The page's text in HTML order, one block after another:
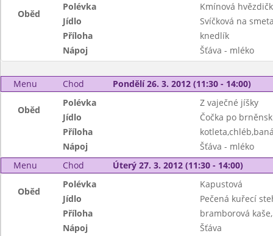
Oběd
Polévka
Kmínová
Jídlo
Svíčková na
Příloha
knedlík
Nápoj
Šťáva - mléko
Menu Chod Pondělí 26. 3. 2012 (11:30 - 14:00)
Oběd
Polévka
Z vaječné jíšky
Jídlo
Čočka po
Příloha
Nápoj
Šťáva - mléko
Menu
Chod Úterý 27. 3. 2012 (11:30 - 14:00)
Oběd
Polévka
Kapustová
Jídlo
Pečená kuřecí
Příloha
bramborová
Nápoj
Šťáva